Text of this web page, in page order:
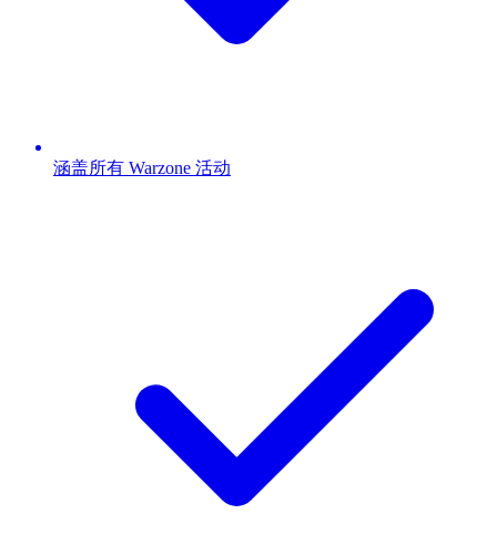
涵盖所有 Warzone 活动